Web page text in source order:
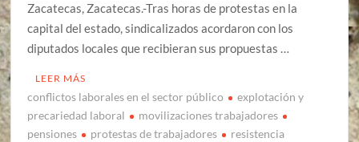
Zacatecas, Zacatecas.-Tras horas de protestas en la
capital del estado, sindicalizados acordaron con los
diputados locales que recibieran sus propuestas …
LEER MÁS
conflictos laborales en el sector público
explotación y
precariedad laboral
movilizaciones trabajadores
pensiones
protestas de trabajadores resistencia